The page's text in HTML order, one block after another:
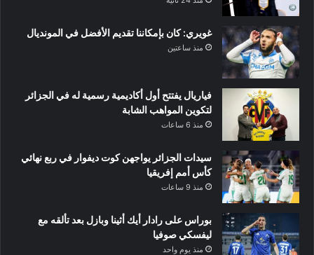
غويري: كان بإمكاننا تقديم الأفضل في المونديال
منذ ساعتين
فياريال يفتتح أول أكاديمية رسمية له في الجزائر
لتكوين المواهب الشابة
منذ 6 ساعات
سيدات الجزائر يواجهن كوت ديفوار في ربع نهائي
كأس أمم إفريقيا
منذ 9 ساعات
بوراس على رادار أيك أثينا وبازل بعد تألقه مع
ليفسكي صوفيا
منذ يوم واحد